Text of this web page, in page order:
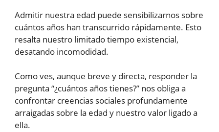
Admitir nuestra edad puede sensibilizarnos sobre
cuántos años han transcurrido rápidamente. Esto
resalta nuestro limitado tiempo existencial,
desatando incomodidad.
Como ves, aunque breve y directa, responder la
pregunta “¿cuántos años tienes?” nos obliga a
confrontar creencias sociales profundamente
arraigadas sobre la edad y nuestro valor ligado a
ella.